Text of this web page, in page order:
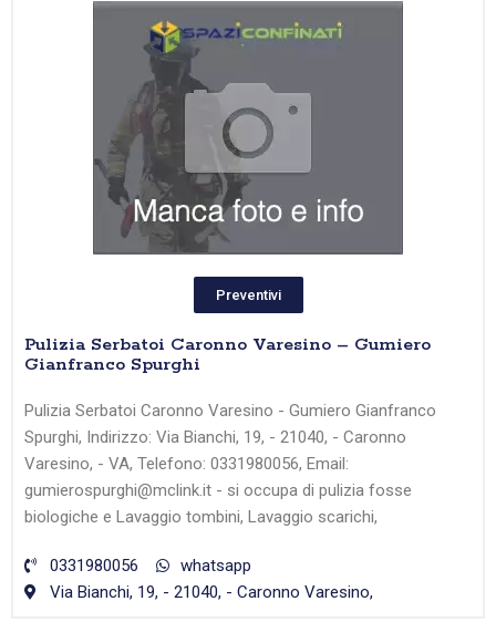
Preventivi
Pulizia Serbatoi Caronno Varesino – Gumiero
Gianfranco Spurghi
Pulizia Serbatoi Caronno Varesino - Gumiero Gianfranco
Spurghi, Indirizzo: Via Bianchi, 19, - 21040, - Caronno
Varesino, - VA, Telefono: 0331980056, Email:
gumierospurghi@mclink.it - si occupa di pulizia fosse
biologiche e Lavaggio tombini, Lavaggio scarichi,
0331980056
whatsapp
Via Bianchi, 19, - 21040, - Caronno Varesino,